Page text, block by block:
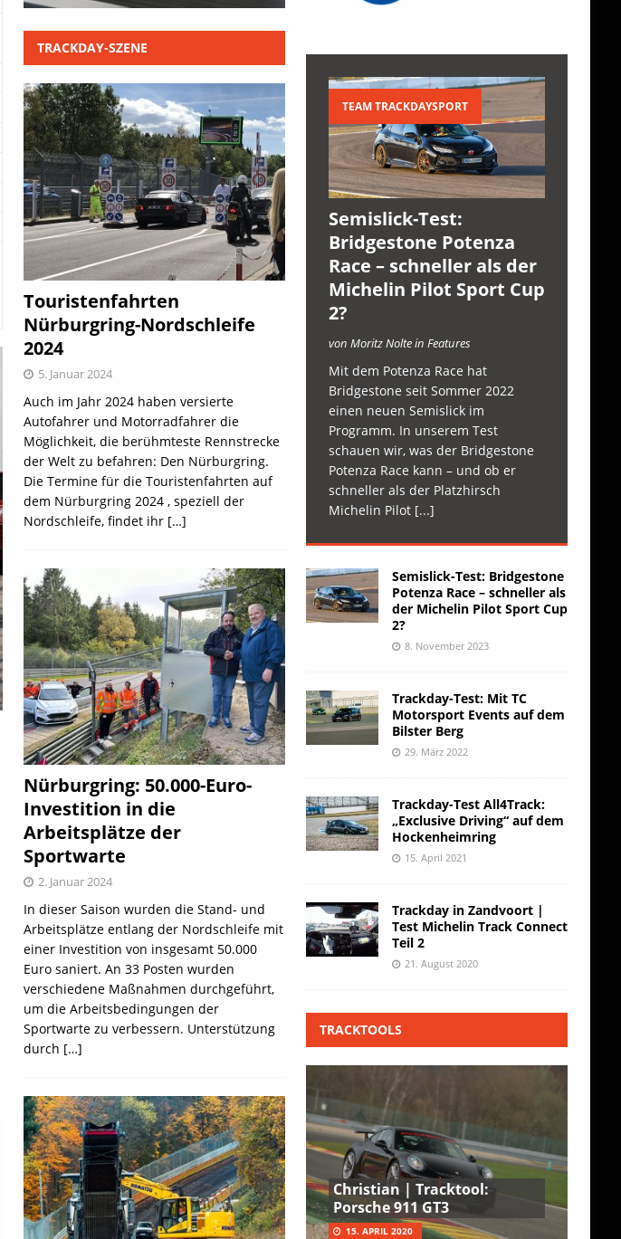
TRACKDAY-SZENE
Touristenfahrten
Nürburgring-Nordschleife
2024
5. Januar 2024
Auch im Jahr 2024 haben versierte
Autofahrer und Motorradfahrer die
Möglichkeit, die berühmteste Rennstrecke
der Welt zu befahren: Den Nürburgring.
Die Termine für die Touristenfahrten auf
dem Nürburgring 2024 , speziell der
Nordschleife, findet ihr […]
Nürburgring: 50.000-Euro-
Investition in die
Arbeitsplätze der
Sportwarte
2. Januar 2024
In dieser Saison wurden die Stand- und
Arbeitsplätze entlang der Nordschleife mit
einer Investition von insgesamt 50.000
Euro saniert. An 33 Posten wurden
verschiedene Maßnahmen durchgeführt,
um die Arbeitsbedingungen der
Sportwarte zu verbessern. Unterstützung
durch […]
TEAM TRACKDAYSPORT
Semislick-Test:
Bridgestone Potenza
Race – schneller als der
Michelin Pilot Sport Cup
2?
von Moritz Nolte in Features
Mit dem Potenza Race hat
Bridgestone seit Sommer 2022
einen neuen Semislick im
Programm. In unserem Test
schauen wir, was der Bridgestone
Potenza Race kann – und ob er
schneller als der Platzhirsch
Michelin Pilot [...]
Semislick-Test: Bridgestone
Potenza Race – schneller als
der Michelin Pilot Sport Cup
2?
8. November 2023
Trackday-Test: Mit TC
Motorsport Events auf dem
Bilster Berg
29. März 2022
Trackday-Test All4Track:
„Exclusive Driving“ auf dem
Hockenheimring
15. April 2021
Trackday in Zandvoort |
Test Michelin Track Connect
Teil 2
21. August 2020
TRACKTOOLS
Christian | Tracktool:
Porsche 911 GT3
15. APRIL 2020